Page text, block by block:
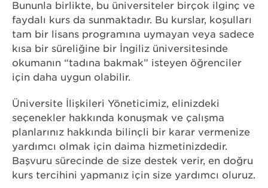
Bununla birlikte, bu üniversiteler birçok ilginç ve
faydalı kurs da sunmaktadır. Bu kurslar, koşulları
tam bir lisans programına uymayan veya sadece
kısa bir süreliğine bir İngiliz üniversitesinde
okumanın “tadına bakmak” isteyen öğrenciler
için daha uygun olabilir.
Üniversite İlişkileri Yöneticimiz, elinizdeki
seçenekler hakkında konuşmak ve çalışma
planlarınız hakkında bilinçli bir karar vermenize
yardımcı olmak için daima hizmetinizdedir.
Başvuru sürecinde de size destek verir, en doğru
kurs tercihini yapmanız için size yardımcı oluruz.